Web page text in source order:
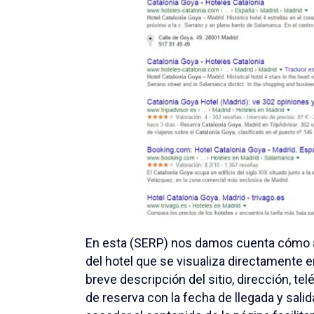
En esta (SERP) nos damos cuenta
del hotel que se visualiza directamente
breve descripción del sitio, dirección,
de reserva con la fecha de llegada y